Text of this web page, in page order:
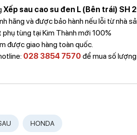
Xếp sau cao su đen L (Bên trái) SH
hãng và được bảo hành nếu lỗi từ nhà
phụ tùng tại Kim Thành mới 100%
được giao hàng toàn quốc.
028 3854 7570 để mua số
HONDA